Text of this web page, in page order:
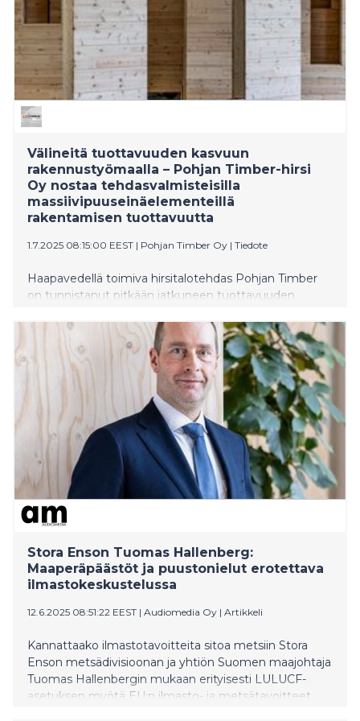
Välineitä tuottavuuden kasvuun
rakennustyömaalla – Pohjan Timber-hirsi
Oy nostaa tehdasvalmisteisilla
massiivipuuseinäelementeillä
rakentamisen tuottavuutta
1.7.2025 08:15:00 EEST | Pohjan Timber Oy | Tiedote
Haapavedellä toimiva hirsitalotehdas Pohjan Timber
on tunnistanut pitkään jatkuneen tuottavuuden
kehittänyt rakennusliikeiden tarpeisiin täysin
uuudenlaisen ratkaisun, massiivipuuseinäelementin.
”Puutuoteteollisuudessa ja rakentamisessa tarvitaan
uusia ajatuksia”, sanoo Pohjan timber-hirsi Oy:n
toimitusjohtaja Onni Timlin.
Stora Enson Tuomas Hallenberg:
Maaperäpäästöt ja puustonielut erotettava
ilmastokeskustelussa
12.6.2025 08:51:22 EEST | Audiomedia Oy | Artikkeli
Kannattaako ilmastotavoitteita sitoa metsiin Stora
Enson metsädivisioonan ja yhtiön Suomen maajohtaja
Tuomas Hallenbergin mukaan erityisesti LULUCF-
asetuksen myötä EU:n ilmasto- ja metsätavoitteet